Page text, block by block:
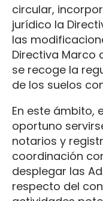
circular,
jurídico la
las
Directiva Marco
se recoge la
de los suelos
En este ámbito,
oportuno
notarios y
coordinación
desplegar las
respecto del